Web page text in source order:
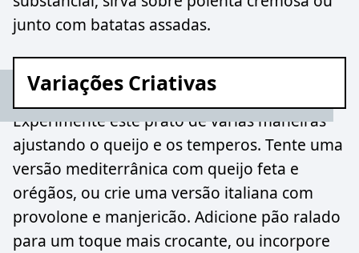
junto com batatas assadas.
Variações Criativas
Experimente este prato de várias maneiras
ajustando o queijo e os temperos. Tente uma
versão mediterrânica com queijo feta e
orégãos, ou crie uma versão italiana com
provolone e manjericão. Adicione pão ralado
para um toque mais crocante, ou incorpore